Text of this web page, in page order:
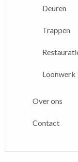
Deuren
Trappen
Loonwerk
Over ons
Contact